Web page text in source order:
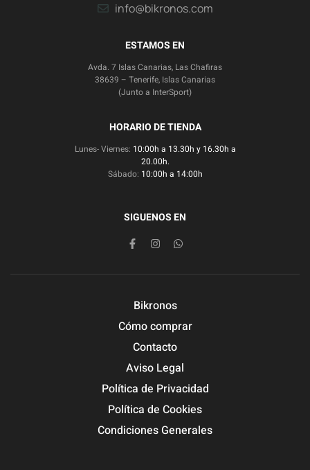
info@bikronos.com
ESTAMOS EN
Avda. 7 Islas Canarias, Las Chafiras
38639 – Tenerife, Islas Canarias
(Junto a InterSport)
HORARIO DE TIENDA
Lunes- Viernes: 10:00h a 13.30h y 16.30h a
20.00h.
Sábado: 10:00h a 14:00h
SIGUENOS EN
Bikronos
Cómo comprar
Contacto
Aviso Legal
Política de Privacidad
Política de Cookies
Condiciones Generales